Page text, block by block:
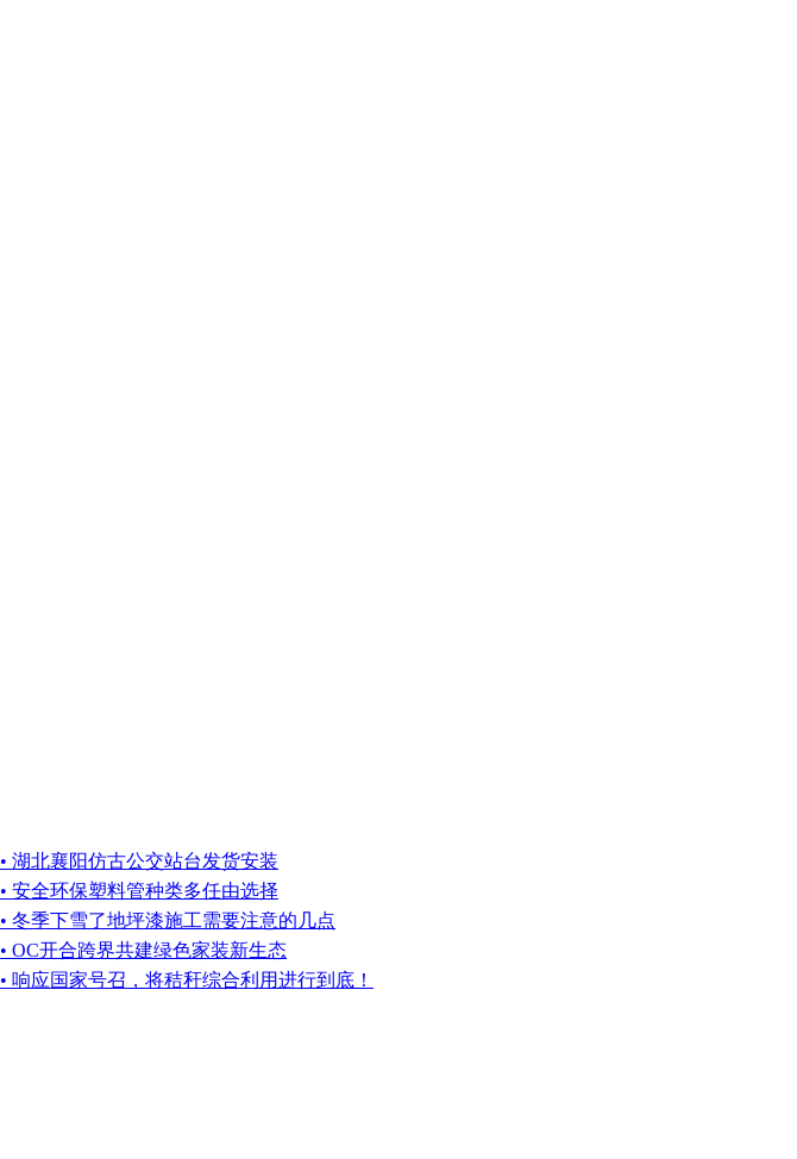
• 湖北襄阳仿古公交站台发货安装
• 安全环保塑料管种类多任由选择
• 冬季下雪了地坪漆施工需要注意的几点
• OC开合跨界共建绿色家装新生态
• 响应国家号召，将秸秆综合利用进行到底！